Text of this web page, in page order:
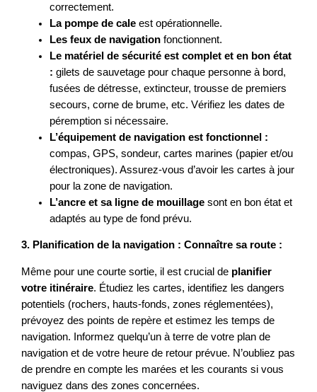
correctement.
La pompe de cale est opérationnelle.
Les feux de navigation fonctionnent.
Le matériel de sécurité est complet et en bon état
: gilets de sauvetage pour chaque personne à bord,
fusées de détresse, extincteur, trousse de premiers
secours, corne de brume, etc. Vérifiez les dates de
péremption si nécessaire.
L’équipement de navigation est fonctionnel :
compas, GPS, sondeur, cartes marines (papier et/ou
électroniques). Assurez-vous d’avoir les cartes à jour
pour la zone de navigation.
L’ancre et sa ligne de mouillage sont en bon état et
adaptés au type de fond prévu.
3. Planification de la navigation : Connaître sa route :
Même pour une courte sortie, il est crucial de planifier
votre itinéraire. Étudiez les cartes, identifiez les dangers
potentiels (rochers, hauts-fonds, zones réglementées),
prévoyez des points de repère et estimez les temps de
navigation. Informez quelqu’un à terre de votre plan de
navigation et de votre heure de retour prévue. N’oubliez pas
de prendre en compte les marées et les courants si vous
naviguez dans des zones concernées.